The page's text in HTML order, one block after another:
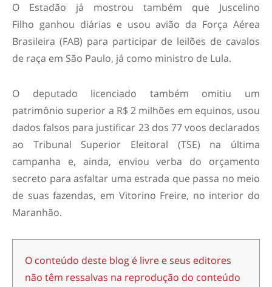
O Estadão já mostrou também que Juscelino
Filho ganhou diárias e usou avião da Força Aérea
Brasileira (FAB) para participar de leilões de cavalos
de raça em São Paulo, já como ministro de Lula.
O deputado licenciado também omitiu um
patrimônio superior a R$ 2 milhões em equinos, usou
dados falsos para justificar 23 dos 77 voos declarados
ao Tribunal Superior Eleitoral (TSE) na última
campanha e, ainda, enviou verba do orçamento
secreto para asfaltar uma estrada que passa no meio
de suas fazendas, em Vitorino Freire, no interior do
Maranhão.
O conteúdo deste blog é livre e seus editores
não têm ressalvas na reprodução do conteúdo